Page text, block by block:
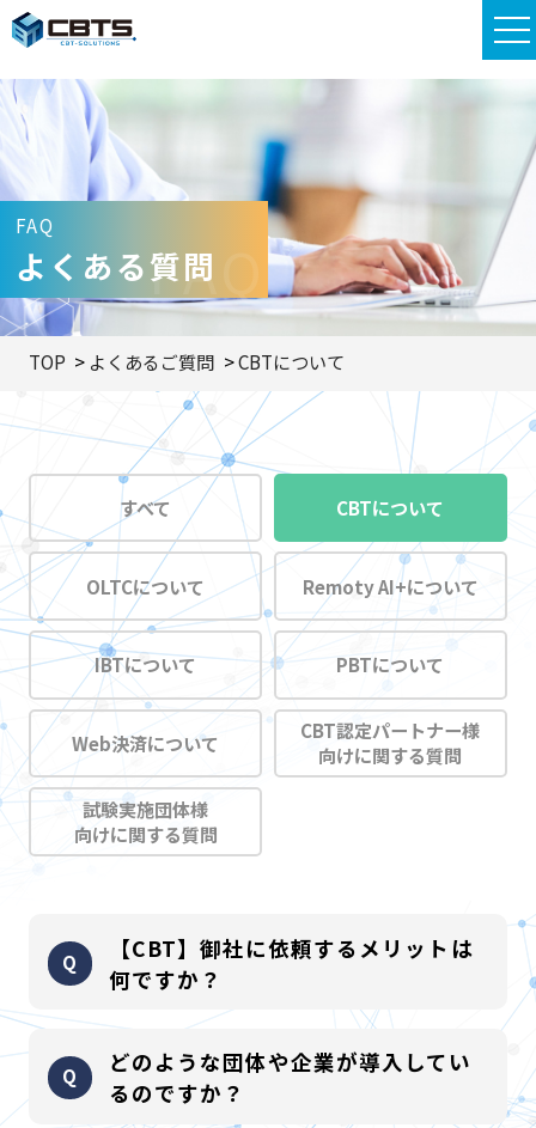
FAQ
よくある質問
FAQ
TOP よくあるご質問 CBTについて
すべて CBTについて
OLTCについて Remoty AI+について
IBTについて PBTについて
Web決済について
CBT認定パートナー様
向けに関する質問
試験実施団体様
向けに関する質問
【CBT】御社に依頼するメリットは
何ですか？
技術を生かした、「試験運営を総合的に支援できる1Stopソリ
どのような団体や企業が導入してい
るのですか？